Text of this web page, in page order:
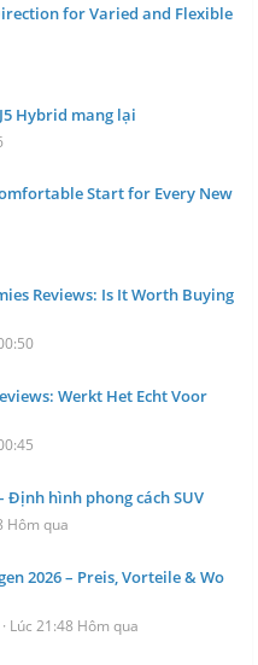
for Varied and Flexible
Hybrid mang lại
Start for Every New
Reviews: Is It Worth Buying
Werkt Het Echt Voor
Định hình phong cách SUV
Hôm qua
2026 – Preis, Vorteile & Wo
Lúc 21:48 Hôm qua